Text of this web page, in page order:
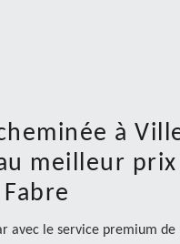
à
meilleur prix
avec le service premium de